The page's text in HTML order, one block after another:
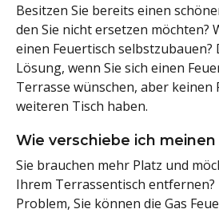
Besitzen Sie bereits einen
den Sie nicht ersetzen möchten?
einen Feuertisch selbstzubauen?
Lösung, wenn Sie sich einen
Terrasse wünschen, aber keinen
weiteren Tisch haben.
Wie verschiebe ich
Sie brauchen mehr Platz und
Ihrem Terrassentisch entfernen?
Problem, Sie können die Gas